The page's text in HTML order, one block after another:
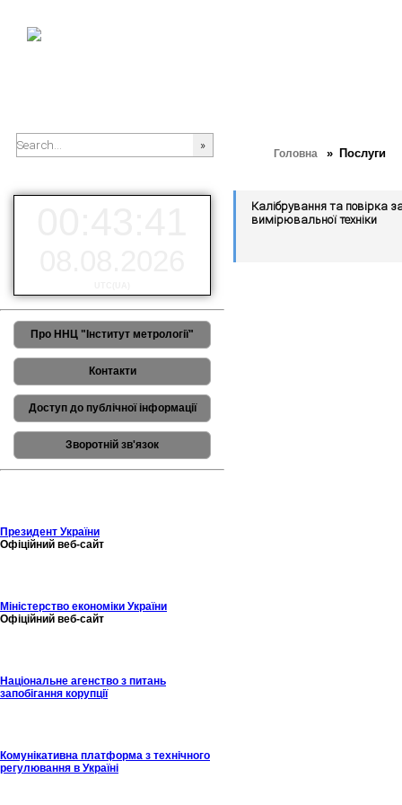
Головна » Послуги
Про ННЦ "Інститут метрології"
Контакти
Доступ до публічної інформації
Зворотній зв'язок
Президент України
Офіційний веб-сайт
Міністерство економіки України
Офіційний веб-сайт
Національне агенство з питань
запобігання корупції
Комунікативна платформа з технічного
регулювання в Україні
Калібрування та повірка
вимірювальної техніки